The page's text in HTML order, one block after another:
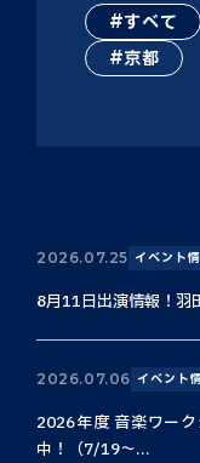
すべて
京都
2026.07.25 イベント
8月11日出演情報！羽
2026.07.06 イベント
2026年度 音楽ワー
中！（7/19〜...